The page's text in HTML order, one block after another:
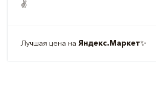
✌️
Лучшая цена на Яндекс.Маркет✨